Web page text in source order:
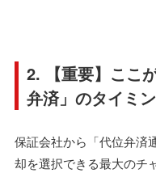
2. 【重要】ここ
弁済」のタイミ
保証会社から「代位弁済
却を選択できる最大のチ